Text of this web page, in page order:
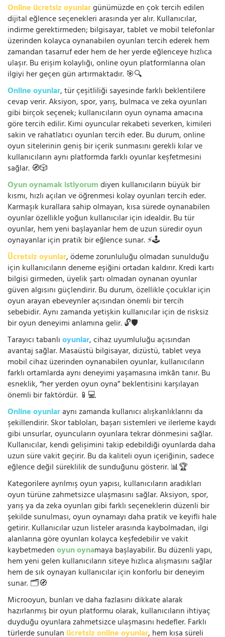
Online ücretsiz oyunlargünümüzde en çok tercih edilen
dijital eğlence seçenekleri arasında yer alır. Kullanıcılar,
indirme gerektirmeden; bilgisayar, tablet ve mobil telefonlar
üzerinden kolayca oynanabilen oyunları tercih ederek hem
zamandan tasarruf eder hem de her yerde eğlenceye hızlıca
ulaşır. Bu erişim kolaylığı, online oyun platformlarına olan
ilgiyi her geçen gün artırmaktadır. 🎯🔍
Online oyunlar, tür çeşitliliği sayesinde farklı beklentilere
cevap verir. Aksiyon, spor, yarış, bulmaca ve zeka oyunları
gibi birçok seçenek; kullanıcıların oyun oynama amacına
göre tercih edilir. Kimi oyuncular rekabeti severken, kimileri
sakin ve rahatlatıcı oyunları tercih eder. Bu durum, online
oyun sitelerinin geniş bir içerik sunmasını gerekli kılar ve
kullanıcıların aynı platformda farklı oyunlar keşfetmesini
sağlar. 🧭🎲
Oyun oynamak istiyorumdiyen kullanıcıların büyük bir
kısmı, hızlı açılan ve öğrenmesi kolay oyunları tercih eder.
Karmaşık kurallara sahip olmayan, kısa sürede oynanabilen
oyunlar özellikle yoğun kullanıcılar için idealdir. Bu tür
oyunlar, hem yeni başlayanlar hem de uzun süredir oyun
oynayanlar için pratik bir eğlence sunar. ⚡🕹️
Ücretsiz oyunlar, ödeme zorunluluğu olmadan sunulduğu
için kullanıcıların deneme eşiğini ortadan kaldırır. Kredi kartı
bilgisi girmeden, üyelik şartı olmadan oynanan oyunlar
güven algısını güçlendirir. Bu durum, özellikle çocuklar için
oyun arayan ebeveynler açısından önemli bir tercih
sebebidir. Aynı zamanda yetişkin kullanıcılar için de risksiz
bir oyun deneyimi anlamına gelir. 🔓🛡️
Tarayıcı tabanlıoyunlar, cihaz uyumluluğu açısından
avantaj sağlar. Masaüstü bilgisayar, dizüstü, tablet veya
mobil cihaz üzerinden oynanabilen oyunlar, kullanıcıların
farklı ortamlarda aynı deneyimi yaşamasına imkân tanır. Bu
esneklik, “her yerden oyun oyna” beklentisini karşılayan
önemli bir faktördür. 📱💻
Online oyunlaraynı zamanda kullanıcı alışkanlıklarını da
şekillendirir. Skor tabloları, başarı sistemleri ve ilerleme kaydı
gibi unsurlar, oyuncuların oyunlara tekrar dönmesini sağlar.
Kullanıcılar, kendi gelişimini takip edebildiği oyunlarda daha
uzun süre vakit geçirir. Bu da kaliteli oyun içeriğinin, sadece
eğlence değil süreklilik de sunduğunu gösterir. 📊🏆
Kategorilere ayrılmış oyun yapısı, kullanıcıların aradıkları
oyun türüne zahmetsizce ulaşmasını sağlar. Aksiyon, spor,
yarış ya da zeka oyunları gibi farklı seçeneklerin düzenli bir
şekilde sunulması, oyun oynamayı daha pratik ve keyifli hale
getirir. Kullanıcılar uzun listeler arasında kaybolmadan, ilgi
alanlarına göre oyunları kolayca keşfedebilir ve vakit
kaybetmedenoyun oynamaya başlayabilir. Bu düzenli yapı,
hem yeni gelen kullanıcıların siteye hızlıca alışmasını sağlar
hem de sık oynayan kullanıcılar için konforlu bir deneyim
sunar. 🗂️🧭
Microoyun, bunları ve daha fazlasını dikkate alarak
hazırlanmış bir oyun platformu olarak, kullanıcıların ihtiyaç
duyduğu oyunlara zahmetsizce ulaşmasını hedefler. Farklı
türlerde sunulan ücretsiz online oyunlar, hem kısa süreli